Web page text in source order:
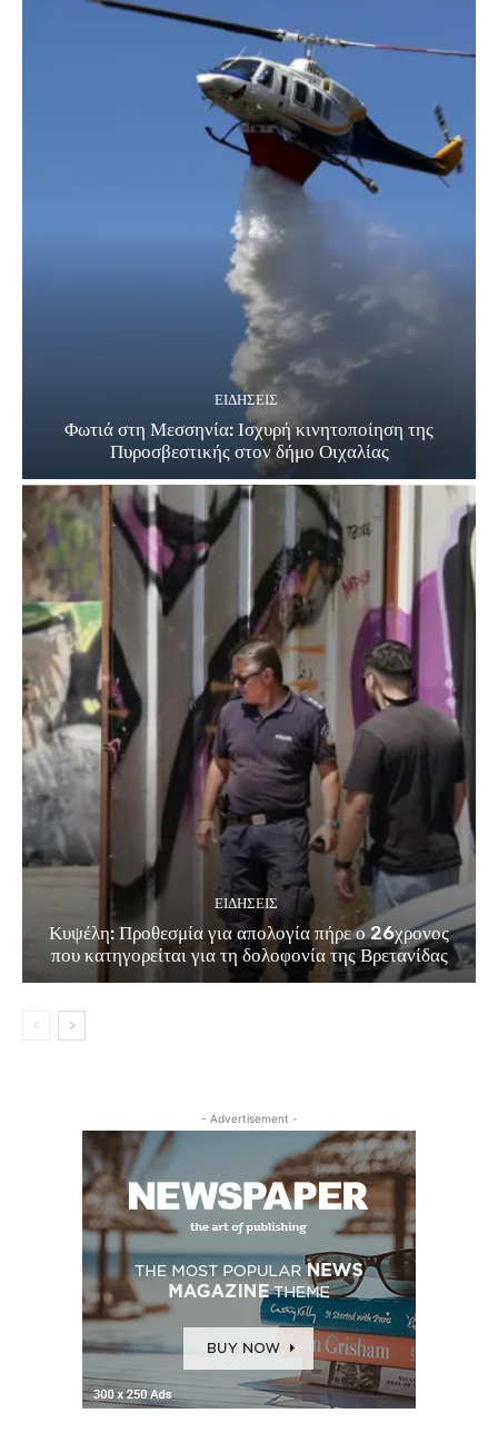
ΕΙΔΗΣΕΙΣ
Φωτιά στη Μεσσηνία: Ισχυρή κινητοποίηση της
Πυροσβεστικής στον δήμο Οιχαλίας
ΕΙΔΗΣΕΙΣ
Κυψέλη: Προθεσμία για απολογία πήρε ο 26χρονος
που κατηγορείται για τη δολοφονία της Βρετανίδας
- Advertisement -